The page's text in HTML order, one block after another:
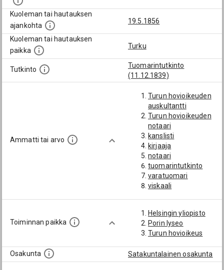
Kuoleman tai hautauksen
ajankohta
19.5.1856
Kuoleman tai hautauksen
paikka
Turku
Tutkinto
Tuomarintutkinto
(11.12.1839)
Ammatti tai arvo
Turun hovioikeuden
auskultantti
Turun hovioikeuden
notaari
kanslisti
kirjaaja
notaari
tuomarintutkinto
varatuomari
viskaali
Toiminnan paikka
Helsingin yliopisto
Porin lyseo
Turun hovioikeus
Osakunta Satakuntalainen osakunta